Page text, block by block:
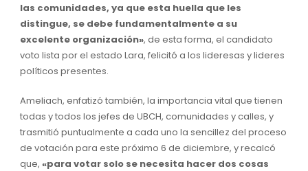
las comunidades, ya que esta huella que les
distingue, se debe fundamentalmente a su
excelente organización», de esta forma, el candidato
voto lista por el estado Lara, felicitó a los lideresas y lideres
políticos presentes.
Ameliach, enfatizó también, la importancia vital que tienen
todas y todos los jefes de UBCH, comunidades y calles, y
trasmitió puntualmente a cada uno la sencillez del proceso
de votación para este próximo 6 de diciembre, y recalcó
que, «para votar solo se necesita hacer dos cosas